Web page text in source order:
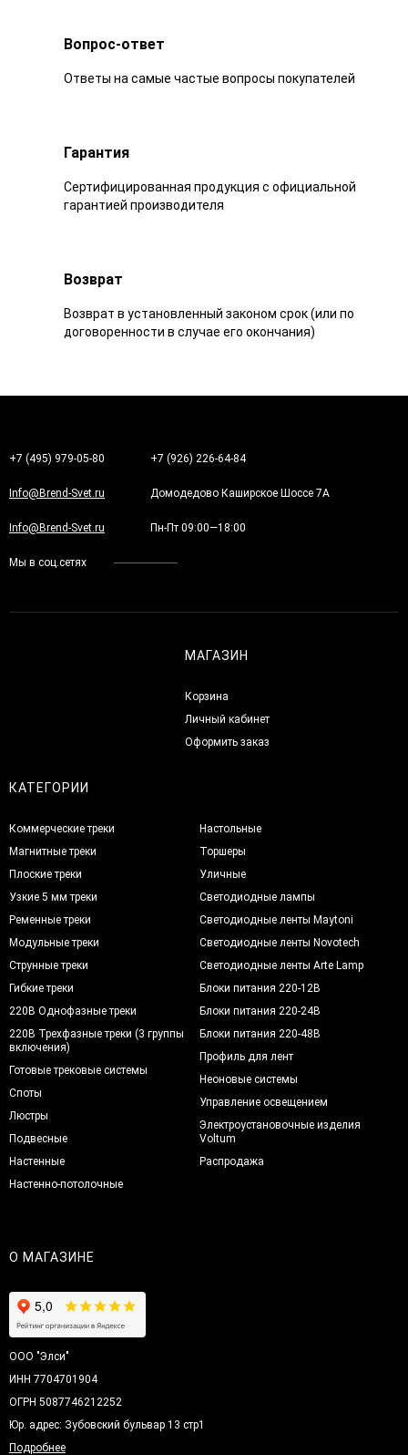
Вопрос-ответ
Ответы на самые частые вопросы покупателей
Гарантия
Сертифицированная продукция с официальной
гарантией производителя
Возврат
Возврат в установленный законом срок (или по
договоренности в случае его окончания)
+7 (495) 979-05-80 +7 (926) 226-64-84
Info@Brend-Svet.ru Домодедово Каширское Шоссе 7А
Info@Brend-Svet.ru Пн-Пт 09:00—18:00
Мы в соц.сетях
МАГАЗИН
Корзина
Личный кабинет
Оформить заказ
КАТЕГОРИИ
Коммерческие треки
Магнитные треки
Плоские треки
Узкие 5 мм треки
Ременные треки
Модульные треки
Струнные треки
Гибкие треки
220В Однофазные треки
220В Трехфазные треки (3 группы
включения)
Готовые трековые системы
Споты
Люстры
Подвесные
Настенные
Настенно-потолочные
Настольные
Торшеры
Уличные
Светодиодные лампы
Светодиодные ленты Maytoni
Светодиодные ленты Novotech
Светодиодные ленты Arte Lamp
Блоки питания 220-12В
Блоки питания 220-24В
Блоки питания 220-48В
Профиль для лент
Неоновые системы
Управление освещением
Электроустановочные изделия
Voltum
Распродажа
О МАГАЗИНЕ
ООО "Элси"
ИНН 7704701904
ОГРН 5087746212252
Юр. адрес: Зубовский бульвар 13 стр1
Подробнее